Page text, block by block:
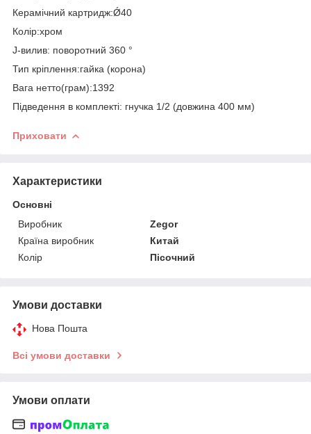
Керамічний картридж:Ǿ40
Колір:хром
J-вилив: поворотний 360 °
Тип кріплення:гайка (корона)
Вага нетто(грам):1392
Підведення в комплекті: гнучка 1/2 (довжина 400 мм)
Приховати
Характеристики
Основні
Виробник
Zegor
Країна виробник
Китай
Колір
Пісочний
Умови доставки
Нова Пошта
Всі умови доставки
Умови оплати